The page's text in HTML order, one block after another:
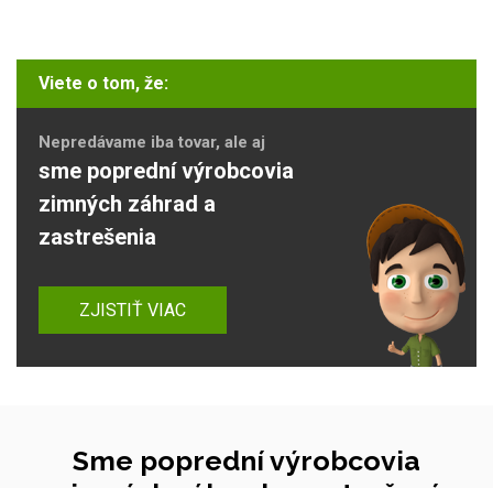
Viete o tom, že:
Nepredávame iba tovar, ale aj
sme poprední výrobcovia
zimných záhrad a
zastrešenia
ZJISTIŤ VIAC
Sme poprední výrobcovia